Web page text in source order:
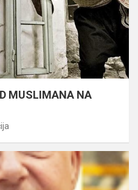
MUSLIMANA NA